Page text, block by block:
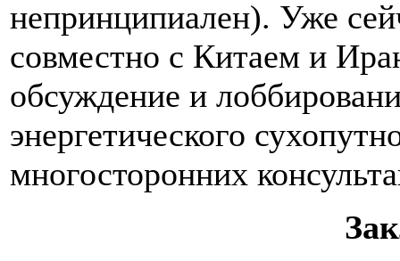
непринципиален). Уже
совместно с Китаем и
обсуждение и
энергетического
многосторонних